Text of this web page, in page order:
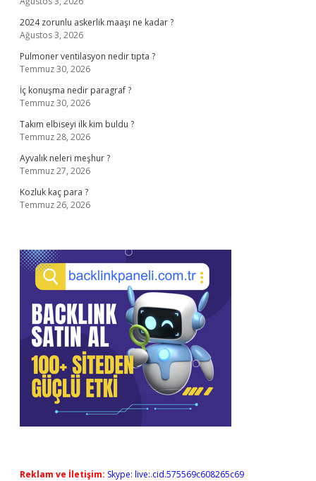
2024 zorunlu askerlik maaşı ne kadar ?
Ağustos 3, 2026
Pulmoner ventilasyon nedir tıpta ?
Temmuz 30, 2026
İç konuşma nedir paragraf ?
Temmuz 30, 2026
Takım elbiseyi ilk kim buldu ?
Temmuz 28, 2026
Ayvalık neleri meşhur ?
Temmuz 27, 2026
Kozluk kaç para ?
Temmuz 26, 2026
Reklam ve İletişim: Skype: live:.cid.575569c608265c69